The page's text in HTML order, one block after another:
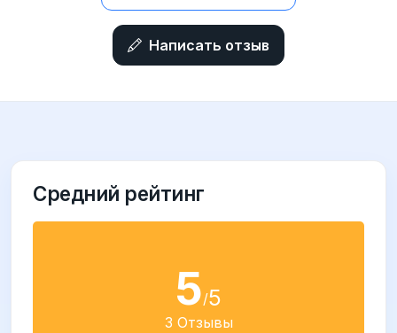
Написать отзыв
Средний рейтинг
5/5
3 Отзывы